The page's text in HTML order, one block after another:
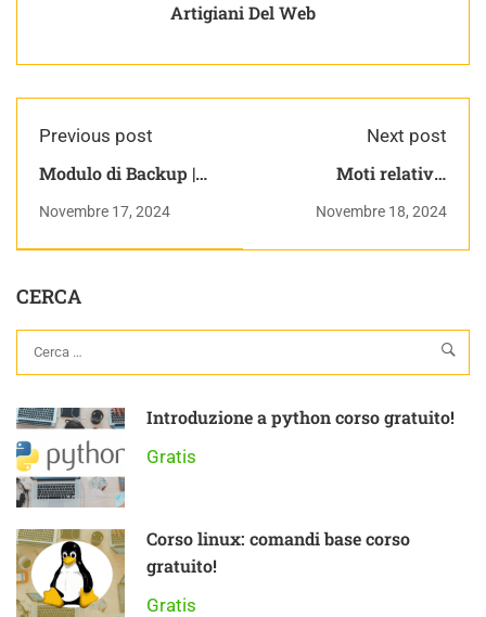
Artigiani Del Web
Previous post
Modulo di Backup |
prestashop vol. 3 –
livello avanzato
Novembre 17, 2024
Next post
Moti relativi |
Fisica Generale
Novembre 18, 2024
CERCA
Introduzione a python corso gratuito!
Gratis
Corso linux: comandi base corso
gratuito!
Gratis